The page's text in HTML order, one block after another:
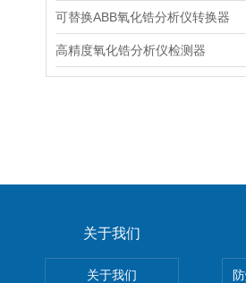
可替换ABB氧化锆分析仪转换器
高精度氧化锆分析仪检测器
关于我们
关于我们